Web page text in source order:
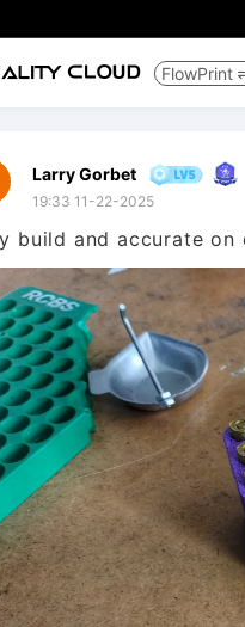
FlowPrint
Larry Gorbet
19:33 11-22-2025
build and accurate on